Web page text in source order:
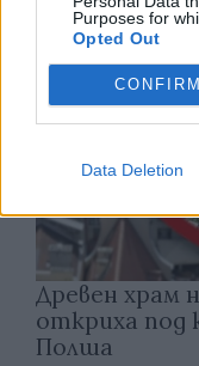
Purposes for
Opted Out
CONFIRM
Data Deletion
Древен храм
откриха под
Полша